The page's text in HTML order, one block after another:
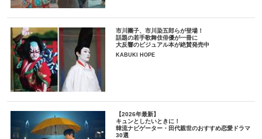
市川團子、市川染五郎らが登場！
話題の若手歌舞伎俳優が一冊に
大反響のビジュアル本が絶賛発売中
KABUKI HOPE
【2026年最新】
キュンとしたいときに！
韓流ナビゲーター・田代親世のおすすめ恋愛ドラマ
30選